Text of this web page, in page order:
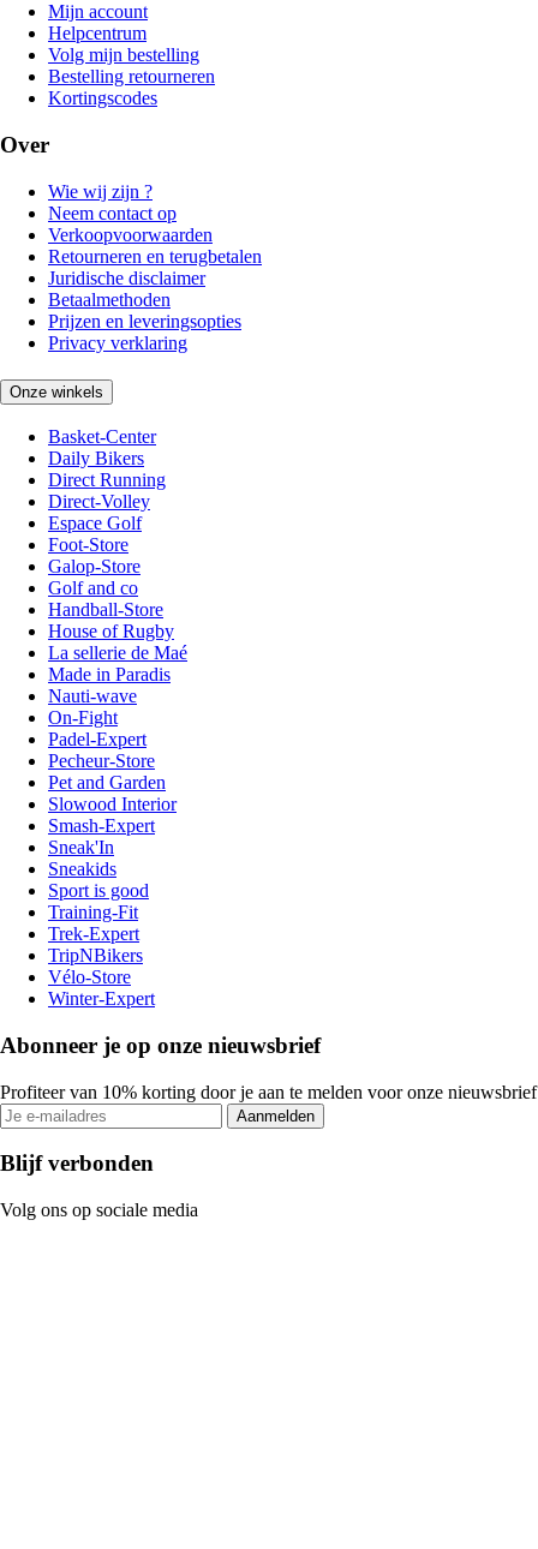
Mijn account
Helpcentrum
Volg mijn bestelling
Bestelling retourneren
Kortingscodes
Over
Wie wij zijn ?
Neem contact op
Verkoopvoorwaarden
Retourneren en terugbetalen
Juridische disclaimer
Betaalmethoden
Prijzen en leveringsopties
Privacy verklaring
Onze winkels
Basket-Center
Daily Bikers
Direct Running
Direct-Volley
Espace Golf
Foot-Store
Galop-Store
Golf and co
Handball-Store
House of Rugby
La sellerie de Maé
Made in Paradis
Nauti-wave
On-Fight
Padel-Expert
Pecheur-Store
Pet and Garden
Slowood Interior
Smash-Expert
Sneak'In
Sneakids
Sport is good
Training-Fit
Trek-Expert
TripNBikers
Vélo-Store
Winter-Expert
Abonneer je op onze nieuwsbrief
Profiteer van 10% korting door je aan te melden voor onze nieuwsbrief
Aanmelden
Blijf verbonden
Volg ons op sociale media